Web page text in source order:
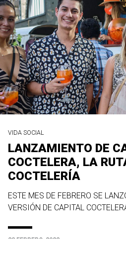
VIDA SOCIAL
LANZAMIENTO DE
COCTELERA, LA
COCTELERÍA
ESTE MES DE FEBRERO SE
VERSIÓN DE CAPITAL
23 FEBRERO, 2022